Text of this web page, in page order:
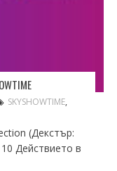
SKYSHOWTIME,
(Декстър:
Действието в